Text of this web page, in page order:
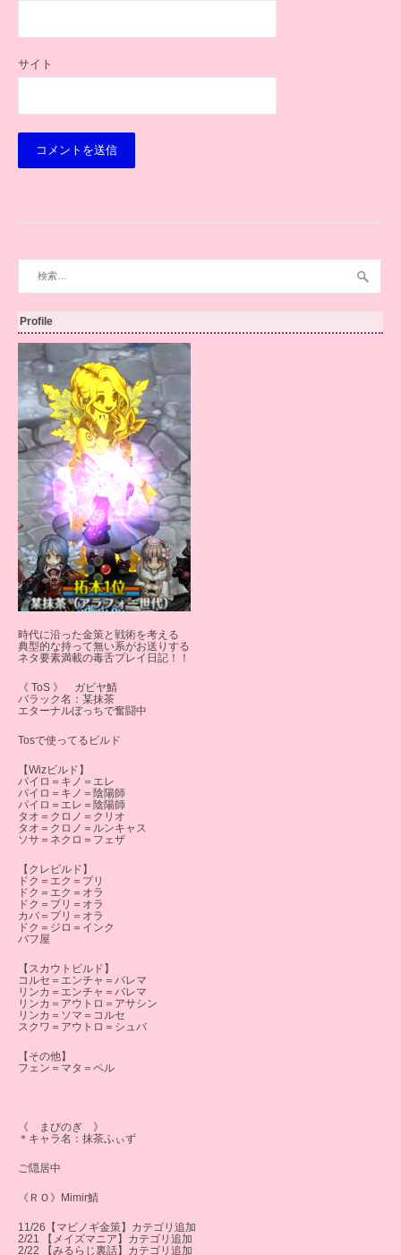
サイト
Profile
時代に沿った金策と戦術を考える
典型的な持って無い系がお送りする
ネタ要素満載の毒舌プレイ日記！！
《 ToS 》 ガビヤ鯖
バラック名：某抹茶
エターナルぼっちで奮闘中
Tosで使ってるビルド
【Wizビルド】
パイロ＝キノ＝エレ
パイロ＝キノ＝陰陽師
パイロ＝エレ＝陰陽師
タオ＝クロノ＝クリオ
タオ＝クロノ＝ルンキャス
ソサ＝ネクロ＝フェザ
【クレビルド】
ドク＝エク＝プリ
ドク＝エク＝オラ
ドク＝プリ＝オラ
カバ＝プリ＝オラ
ドク＝ジロ＝インク
バフ屋
【スカウトビルド】
コルセ＝エンチャ＝バレマ
リンカ＝エンチャ＝バレマ
リンカ＝アウトロ＝アサシン
リンカ＝ソマ＝コルセ
スクワ＝アウトロ＝シュバ
【その他】
フェン＝マタ＝ペル
《 まびのぎ 》
＊キャラ名：抹茶ふぃず
ご隠居中
《ＲＯ》Mimir鯖
11/26【マビノギ金策】カテゴリ追加
2/21 【メイズマニア】カテゴリ追加
2/22 【みるらじ裏話】カテゴリ追加